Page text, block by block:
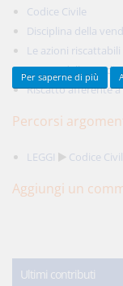
Codice Civile
Disciplina della
Le azioni riscattabili
Norme della
Riscatto afferente
Percorsi
LEGGI Codice
Aggiungi un
Ultimi contributi
Per saperne di più